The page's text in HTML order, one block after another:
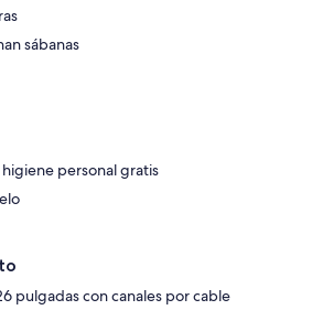
sábanas
personal gratis
pulgadas con canales por cable